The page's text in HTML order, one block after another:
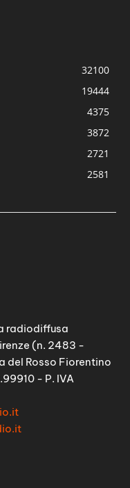
32100
19444
4375
3872
2721
2581
radiodiffusa
(n. 2483 -
del Rosso Fiorentino
- P. IVA